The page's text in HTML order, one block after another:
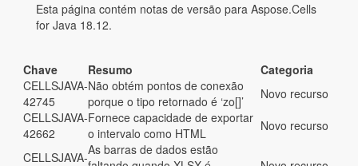
Esta página contém notas de versão para Aspose.Cells
for Java 18.12.
Chave Resumo
Categoria
CELLSJAVA-
42745
Não obtém pontos de conexão
porque o tipo retornado é ‘zo[]’
Novo recurso
CELLSJAVA-
42662
Fornece capacidade de exportar
o intervalo como HTML
Novo recurso
CELLSJAVA-As barras de dados estão